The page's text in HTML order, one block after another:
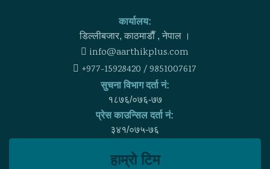
कार्यालय:
डिल्लीबजार, काठमाडाैँ , नेपाल ।
info@aarthikplus.com
+977-15928420 / 9851007617
सुचना विभाग दर्ता नं:
१८७६/०७६-७७
प्रेस काउन्सिल दर्ता नं:
३४१/०७५-७६
हाम्राे टिम